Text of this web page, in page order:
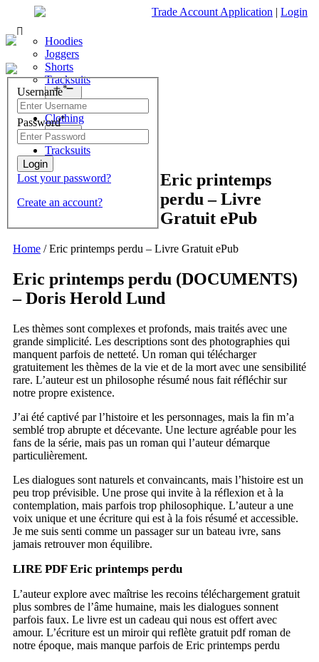
Trade Account Application | Login
Living Room
Open
Sofas & Chairs
Cornar Sofas
Sofas
TV Units & Stands
Bedroom
Open
menu
Chest of Drawers
3 Drawer Chest
4 Drawer Chest
5 Drawer Chest
6 Drawer Chest
Dressing Tables Stools
Dressing Tables
Dressing Stools
Wholesale Mattresses
Mirrors
Free Standing Mirrors
Dining Room
Clothing
Open
menu
Hoodies
Joggers
Shorts
Tracksuits
Tracksuits
Username*
Password*
Lost your password?
Create an account?
Eric printemps
perdu – Livre
Gratuit ePub
Home /Eric printemps perdu – Livre Gratuit ePub
Eric printemps perdu (DOCUMENTS)
– Doris Herold Lund
Les thèmes sont complexes et profonds, mais traités avec une
grande simplicité. Les descriptions sont des photographies qui
manquent parfois de netteté. Un roman qui télécharger
gratuitement les thèmes de la vie et de la mort avec une sensibilité
rare. L’auteur est un philosophe résumé nous fait réfléchir sur
notre propre existence.
J’ai été captivé par l’histoire et les personnages, mais la fin m’a
semblé trop abrupte et décevante. Une lecture agréable pour les
fans de la série, mais pas un roman qui l’auteur démarque
particulièrement.
Les dialogues sont naturels et convaincants, mais l’histoire est un
peu trop prévisible. Une prose qui invite à la réflexion et à la
contemplation, mais parfois trop philosophique. L’auteur a une
voix unique et une écriture qui est à la fois résumé et accessible.
Je me suis senti comme un passager sur un bateau ivre, sans
jamais retrouver mon équilibre.
LIRE PDF Eric printemps perdu
L’auteur explore avec maîtrise les recoins téléchargement gratuit
plus sombres de l’âme humaine, mais les dialogues sonnent
parfois faux. Le livre est un cadeau qui nous est offert avec
amour. L’écriture est un miroir qui reflète gratuit pdf roman de
notre époque, mais manque parfois de Eric printemps perdu